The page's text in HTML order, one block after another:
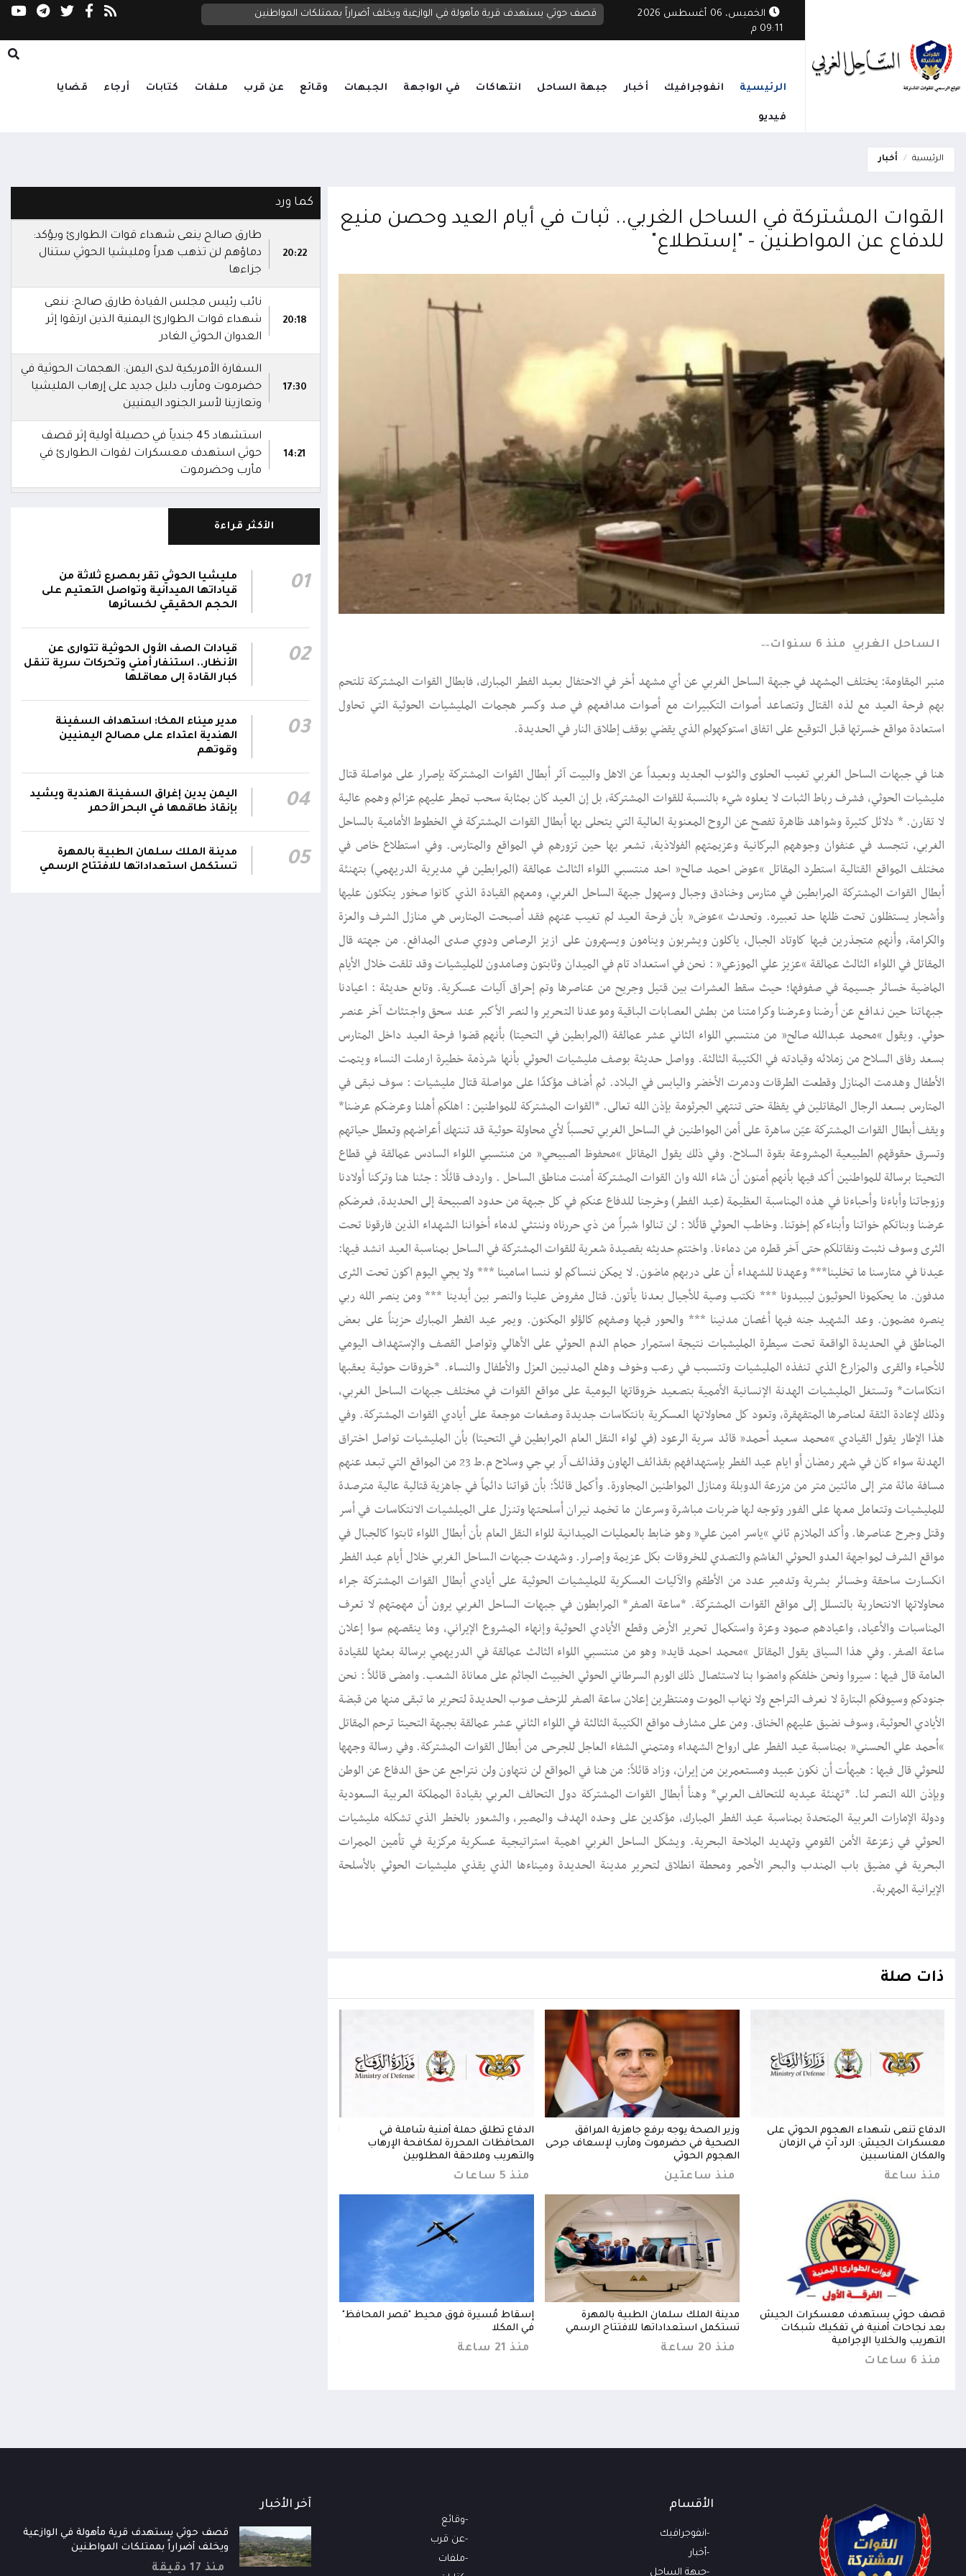
الخميس، 06 أغسطس 2026
09:11 م
إب.. مليشيا الحوثي تقتحم عمارة سكنية وتنهب
الرئيسية انفوجرافيك أخبار جبهة الساحل انتهاكات في الواجهة الجبهات وقائع عن قرب ملفات كتابات أرجاء قضايا
فيديو
الرئيسية أخبار
القوات المشتركة في الساحل الغربي.. ثبات في أيام العيد وحصن منيع
للدفاع عن المواطنين - "إستطلاع"
الساحل الغربي منذ 6 سنوات
منبر المقاومة: يختلف المشهد في جبهة الساحل الغربي عن أي مشهد أخر في الاحتفال بعيد الفطر المبارك، فابطال القوات المشتركة تلتحم
بهم فرحة العيد مع لذه القتال وتتصاعد أصوات التكبيرات مع أصوات مدافعهم في صد وكسر هجمات المليشيات الحوثية التي تحاول
استعادة مواقع خسرتها قبل التوقيع على اتفاق استوكهولم الذي يقضي بوقف إطلاق النار في الحديدة.
هنا في جبهات الساحل الغربي تغيب الحلوى والثوب الجديد وبعيداً عن الاهل والبيت آثر أبطال القوات المشتركة بإصرار على مواصلة قتال
مليشيات الحوثي، فشرف رباط الثبات لا يعلوه شيء بالنسبة للقوات المشتركة، بل إن العيد كان بمثابة سحب تمطر عليهم عزائم وهمم عالية
لا تقارن. * دلائل كثيرة وشواهد ظاهرة تفصح عن الروح المعنوية العالية التي يتحلى بها أبطال القوات المشتركة في الخطوط الأمامية بالساحل
الغربي، تتجسد في عنفوان وجوههم البركانية وعزيمتهم الفولاذية، تشعر بها حين تزورهم في المواقع والمتارس. وفي استطلاع خاص في
مختلف المواقع القتالية استطرد المقاتل “عوض احمد صالح” احد منتسبي اللواء الثالث عمالقة (المرابطين في مديرية الدريهمي) بتهنئة
أبطال القوات المشتركة المرابطين في متارس وخنادق وجبال وسهول جبهة الساحل الغربي، ومعهم القيادة الذي كانوا صخور يتكئون عليها
وأشجار يستظلون تحت ظلها حد تعبيره. وتحدث “عوض” بأن فرحة العيد لم تغيب عنهم فقد أصبحت المتارس هي منازل الشرف والعزة
والكرامة، وأنهم متجذرين فيها كاوتاد الجبال، ياكلون ويشربون وينامون ويسهرون على ازيز الرصاص ودوي صدى المدافع. من جهته قال
المقاتل في اللواء الثالث عمالقة “عزيز علي الموزعي” : نحن في استعداد تام في الميدان وثابتون وصامدون للمليشيات وقد تلقت خلال الأيام
الماضية خسائر جسيمة في صفوفها؛ حيث سقط العشرات بين قتيل وجريح من عناصرها وتم إحراق آليات عسكرية. وتابع حديثة : اعيادنا
جبهاتنا حين ندافع عن أرضنا وعرضنا وكرامتنا من بطش العصابات الباقية وموعدنا التحرير والنصر الأكبر عند سحق واجتثاث آخر عنصر
حوثي. ويقول “محمد عبدالله صالح” من منتسبي اللواء الثاني عشر عمالقة (المرابطين في التحيتا) بأنهم قضوا فرحة العيد داخل المتارس
بسعد رفاق السلاح من زملائه وقيادته في الكتيبة الثالثة. وواصل حديثة بوصف مليشيات الحوثي بأنها شرذمة خطيرة ارملت النساء ويتمت
الأطفال وهدمت المنازل وقطعت الطرقات ودمرت الأخضر واليابس في البلاد. ثم أضاف مؤكدًا على مواصلة قتال مليشيات : سوف نبقى في
المتارس بسعد الرجال المقاتلين في يقظة حتى تنتهي الجرثومة بإذن الله تعالى. *القوات المشتركة للمواطنين : اهلكم أهلنا وعرضكم عرضنا*
ويقف أبطال القوات المشتركة عيّن ساهرة على أمن المواطنين في الساحل الغربي تحسباً لأي محاولة حوثية قد تنتهك أعراضهم وتعطل حياتهم
وتسرق حقوقهم الطبيعية المشروعة بقوة السلاح. وفي ذلك يقول المقاتل “محفوظ الصبيحي” من منتسبي اللواء السادس عمالقة في قطاع
التحيتا برسالة للمواطنين أكد فيها بأنهم أمنون أن شاء الله وان القوات المشتركة أمنت مناطق الساحل . واردف قائلًا : جئنا هنا وتركنا أولادنا
وزوجاتنا وأباءنا وأحباءنا في هذه المناسبة العظيمة (عيد الفطر) وخرجنا للدفاع عنكم في كل جبهة من حدود الصبيحة إلى الحديدة، فعرضكم
عرضنا وبناتكم خواتنا وأبناءكم إخوتنا. وخاطب الحوثي قائًلا : لن تنالوا شبراً من ذي حررناه وننتثي لدماء أخواننا الشهداء الذين فارقونا تحت
الثرى وسوف نثبت ونقاتلكم حتى آخر قطره من دماءنا. واختتم حديثه بقصيدة شعرية للقوات المشتركة في الساحل بمناسبة العيد انشد فيها:
عيدنا في متارسنا ما تخلينا*** وعهدنا للشهداء أن على دربهم ماضون. لا يمكن ننساكم لو ننسا اسامينا *** ولا يجي اليوم اكون تحت الثرى
مدفون. ما يحكمونا الحوثيون ليبيدونا *** نكتب وصية للأجيال بعدنا يأتون. قتال مفروض علينا والنصر بين أيدينا *** ومن ينصر الله ربي
ينصره مضمون. وعد الشهيد جنه فيها أغصان مدنينا *** والحور فيها وصفهم كالؤلو المكنون. ويمر عيد الفطر المبارك حزيناً على بعض
المناطق في الحديدة الواقعة تحت سيطرة المليشيات نتيجة استمرار حمام الدم الحوثي على الأهالي وتواصل القصف والإستهداف اليومي
للأحياء والقرى والمزارع الذي تنفذه المليشيات وتتسبب في رعب وخوف وهلع المدنيين العزل والأطفال والنساء. *خروقات حوثية يعقبها
انتكاسات* وتستغل المليشيات الهدنة الإنسانية الأممية بتصعيد خروقاتها اليومية على مواقع القوات في مختلف جبهات الساحل الغربي،
وذلك لإعادة الثقة لعناصرها المتقهقرة، وتعود كل محاولاتها العسكرية بانتكاسات جديدة وصفعات موجعة على أيادي القوات المشتركة. وفي
هذا الإطار يقول القيادي “محمد سعيد أحمد” قائد سرية الرعود (في لواء النقل العام المرابطين في التحيتا) بأن المليشيات تواصل اختراق
الهدنة سواء كان في شهر رمضان أو ايام عيد الفطر بإستهدافهم بقذائف الهاون وقذائف آر بي جي وسلاح م.ط 23 من المواقع التي تبعد عنهم
مسافة مائة متر إلى مائتين متر من مزرعة الدوبلة ومنازل المواطنين المجاورة. وأكمل قائلاً: بأن قواتنا دائماً في جاهزية قتالية عالية مترصدة
للمليشيات وتتعامل معها على الفور وتوجه لها ضربات مباشرة وسرعان ما تخمد نيران أسلحتها وتنزل على الميلشيات الانتكاسات في أسر
وقتل وجرح عناصرها. وأكد الملازم ثاني “ياسر امين علي” وهو ضابط بالعمليات الميدانية للواء النقل العام بأن أبطال اللواء ثابتوا كالجبال في
مواقع الشرف لمواجهة العدو الحوثي الغاشم والتصدي للخروقات بكل عزيمة وإصرار. وشهدت جبهات الساحل الغربي خلال أيام عيد الفطر
انكسارت ساحقة وخسائر بشرية وتدمير عدد من الأطقم والآليات العسكرية للمليشيات الحوثية على أيادي أبطال القوات المشتركة جراء
محاولاتها الانتحارية بالتسلل إلى مواقع القوات المشتركة. *ساعة الصفر* المرابطون في جبهات الساحل الغربي يرون أن مهمتهم لا تعرف
المناسبات والأعياد، واعيادهم صمود وعزة واستكمال تحرير الأرض وقطع الأيادي الحوثية وإنهاء المشروع الإيراني، وما ينقصهم سوا إعلان
ساعة الصفر. وفي هذا السياق يقول المقاتل “محمد احمد قايد” وهو من منتسبي اللواء الثالث عمالقة في الدريهمي برسالة بعثها للقيادة
العامة قال فيها : سيروا ونحن خلفكم وامضوا بنا لاستئصال ذلك الورم السرطاني الحوثي الخبيث الجاثم على معاناة الشعب. وامضى قائلاً : نحن
جنودكم وسيوفكم البتارة لا نعرف التراجع ولا نهاب الموت ومنتظرين إعلان ساعة الصفر للزحف صوب الحديدة لتحرير ما تبقى منها من قبضة
الأيادي الحوثية، وسوف نضيق عليهم الخناق. ومن على مشارف مواقع الكتيبة الثالثة في اللواء الثاني عشر عمالقة بجبهة التحيتا ترحم المقاتل
“أحمد علي الحسني” بمناسبة عيد الفطر على ارواح الشهداء ومتمني الشفاء العاجل للجرحى من أبطال القوات المشتركة. وفي رسالة وجهها
للحوثي قال فيها : هيهأت أن نكون عبيد ومستعمرين من إيران، وزاد قائلاً: من هنا في المواقع لن نتهاون ولن نتراجع عن حق الدفاع عن الوطن
وبإذن الله النصر لنا. *تهنئة عيديه للتحالف العربي* وهنأ أبطال القوات المشتركة دول التحالف العربي بقيادة المملكة العربية السعودية
ودولة الإمارات العربية المتحدة بمناسبة عيد الفطر المبارك، مؤكدين على وحده الهدف والمصير، والشعور بالخطر الذي تشكله مليشيات
الحوثي في زعزعة الأمن القومي وتهديد الملاحة البحرية. ويشكل الساحل الغربي اهمية استراتيجية عسكرية مركزية في تأمين الممرات
البحرية في مضيق باب المندب والبحر الأحمر ومحطة انطلاق لتحرير مدينة الحديدة وميناءها الذي يقذي مليشيات الحوثي بالأسلحة
الإيرانية المهربة.
ذات صلة
الدفاع تنعى شهداء الهجوم الحوثي على
معسكرات الجيش: الرد آتٍ في الزمان
والمكان المناسبين
منذ ساعة
وزير الصحة يوجه برفع جاهزية المرافق
الصحية في حضرموت ومأرب لإسعاف جرحى
الهجوم الحوثي
منذ ساعتين
الدفاع تطلق حملة أمنية شاملة في
المحافظات المحررة لمكافحة الإرهاب
والتهريب وملاحقة المطلوبين
منذ 5 ساعات
قصف حوثي يستهدف معسكرات الجيش
بعد نجاحات أمنية في تفكيك شبكات
التهريب والخلايا الإجرامية
منذ 6 ساعات
مدينة الملك سلمان الطبية بالمهرة
تستكمل استعداداتها للافتتاح الرسمي
منذ 20 ساعة
إسقاط مُسيرة فوق محيط "قصر المحافظ"
في المكلا
منذ 21 ساعة
كما ورد
20:22
طارق صالح ينعى شهداء قوات الطوارئ ويؤكد:
دماؤهم لن تذهب هدراً ومليشيا الحوثي ستنال
جزاءها
20:18
نائب رئيس مجلس القيادة طارق صالح: ننعى
شهداء قوات الطوارئ اليمنية الذين ارتقوا إثر
العدوان الحوثي الغادر
17:30
السفارة الأمريكية لدى اليمن: الهجمات الحوثية في
حضرموت ومأرب دليل جديد على إرهاب المليشيا
وتعازينا لأسر الجنود اليمنيين
14:21
استشهاد 45 جندياً في حصيلة أولية إثر قصف
حوثي استهدف معسكرات لقوات الطوارئ في
مأرب وحضرموت
استهدف معسكرين لقوات الطوارئ في منطقة
01:20
الدفاعات الجوية تُسقط مُسيرة حوثية في أجواء
مدينة مأرب
00:12
ارتكابه الجريمة.. وتؤكد استكمال الإجراءات لإحالته
إلى القضاء
23:16
مركز الملك سلمان يوقع برنامجاً لإعادة تأهيل
وتجهيز 11 منشأة صحية في لحج والضالع
وسقطرى يستفيد منها أكثر من 112 ألف شخص
الأكثر قراءة
01
مليشيا الحوثي تقر بمصرع ثلاثة من
قياداتها الميدانية وتواصل التعتيم على
الحجم الحقيقي لخسائرها
02
قيادات الصف الأول الحوثية تتوارى عن
الأنظار.. استنفار أمني وتحركات سرية تنقل
كبار القادة إلى معاقلها
03
مدير ميناء المخا: استهداف السفينة
الهندية اعتداء على مصالح اليمنيين
وقوتهم
04
اليمن يدين إغراق السفينة الهندية ويشيد
بإنقاذ طاقمها في البحر الأحمر
05
مدينة الملك سلمان الطبية بالمهرة
تستكمل استعداداتها للافتتاح الرسمي
الأقسام
انفوجرافيك
أخبار
جبهة الساحل
وقائع
عن قرب
ملفات
آخر الأخبار
قصف حوثي يستهدف قرية مأهولة في الوازعية
ويخلف أضراراً بممتلكات المواطنين
منذ 17 دقيقة